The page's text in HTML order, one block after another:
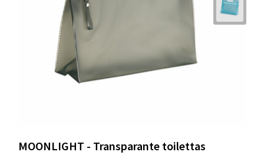
MOONLIGHT - Transparante toilettas